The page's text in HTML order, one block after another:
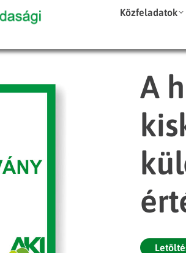
Közfeladatok
A